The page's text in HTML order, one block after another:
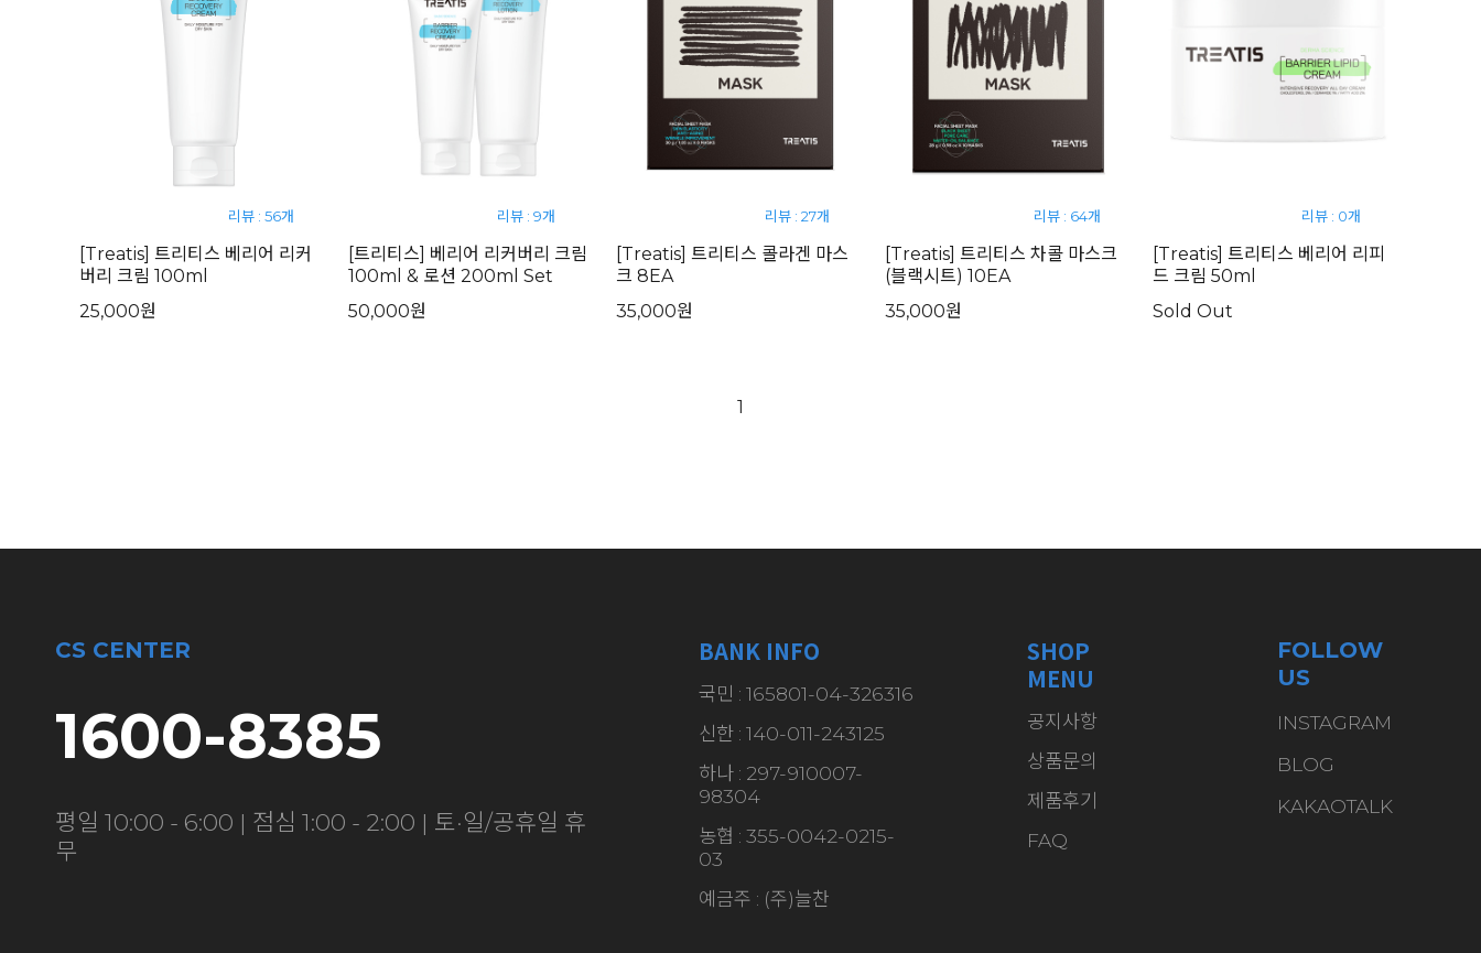
리뷰 : 56개
[Treatis] 트리티스 베리어 리커
버리 크림 100ml
25,000원
리뷰 : 9개
[트리티스] 베리어 리커버리 크림
100ml & 로션 200ml Set
50,000원
리뷰 : 27개
[Treatis] 트리티스 콜라겐 마스
크 8EA
35,000원
리뷰 : 64개
[Treatis] 트리티스 차콜 마스크
(블랙시트) 10EA
35,000원
리뷰 : 0개
[Treatis] 트리티스 베리어 리피
드 크림 50ml
Sold Out
1
CS CENTER
1600-8385
평일 10:00 - 6:00 | 점심 1:00 - 2:00 | 토·일/공휴일 휴
무
BANK INFO
국민 : 165801-04-326316
신한 : 140-011-243125
하나 : 297-910007-
98304
농협 : 355-0042-0215-
03
예금주 : (주)늘찬
SHOP
MENU
공지사항
상품문의
제품후기
FAQ
FOLLOW
US
INSTAGRAM
BLOG
KAKAOTALK